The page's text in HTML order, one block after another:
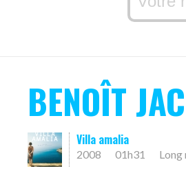
BENOÎT
Villa amalia
2008 01h31 Long